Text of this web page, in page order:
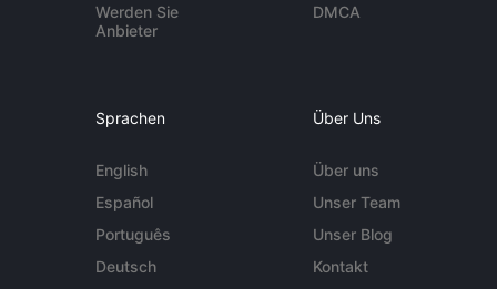
Werden Sie
Anbieter
DMCA
Sprachen
English
Español
Português
Deutsch
Über Uns
Über uns
Unser Team
Unser Blog
Kontakt